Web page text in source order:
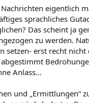
eigentlich
sprachliches
Das scheint ja
zu werden.
setzen- erst recht nicht
Anlass…
und „Ermittlungen“